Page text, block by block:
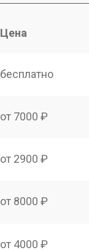
Цена
бесплатно
от 7000 ₽
от 2900 ₽
от 8000 ₽
от 4000 ₽